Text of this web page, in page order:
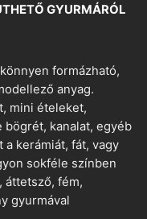
GYURMÁRÓL
formázható,
anyag.
mini ételeket,
kanalat, egyéb
a kerámiát, fát, vagy
sokféle színben
áttetsző, fém,
gyurmával